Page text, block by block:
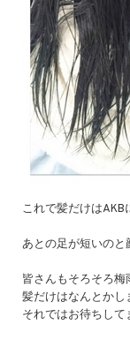
これで髪だけは
あとの足が短いのと
皆さんもそろそろ
髪だけはなんとかし
それではお待ちして